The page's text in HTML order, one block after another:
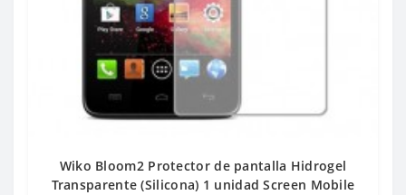
Wiko Bloom2 Protector de pantalla Hidrogel
Transparente (Silicona) 1 unidad Screen Mobile